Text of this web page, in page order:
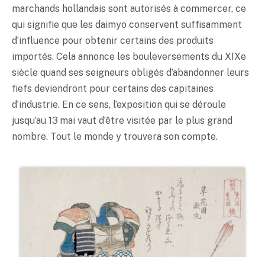
marchands hollandais sont autorisés à commercer, ce
qui signifie que les daimyo conservent suffisamment
d’influence pour obtenir certains des produits
importés. Cela annonce les bouleversements du XIXe
siècle quand ses seigneurs obligés d’abandonner leurs
fiefs deviendront pour certains des capitaines
d’industrie. En ce sens, l’exposition qui se déroule
jusqu’au 13 mai vaut d’être visitée par le plus grand
nombre. Tout le monde y trouvera son compte.